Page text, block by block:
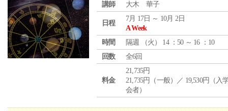
講師 大木 華子
日程
7月 17日 ～ 10月 2日
A Week
時間
隔週 （火 ） 14 ：50 ～ 16 ：10
回数
全6回
料金
21,735円
21,735円（一般）／ 19,530円（入
会者）